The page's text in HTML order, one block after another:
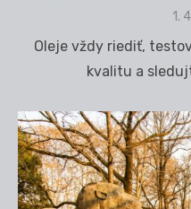
1.
Oleje vždy riediť,
kvalitu a